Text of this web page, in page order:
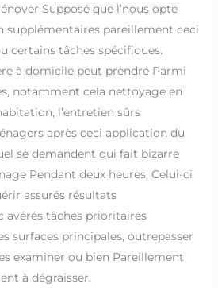
Supposé que l’nous opte
supplémentaires pareillement ceci
certains tâches spécifiques.
à domicile peut prendre Parmi
notamment cela nettoyage en
l’entretien sûrs
après ceci application du
se demandent qui fait bizarre
Pendant deux heures, Celui-ci
assurés résultats
avérés tâches prioritaires
surfaces principales, outrepasser
examiner ou bien Pareillement
à dégraisser.